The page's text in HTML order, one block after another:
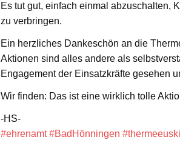
Es tut gut, einfach einmal abzuschalten,
zu verbringen.
Ein herzliches Dankeschön an die
Aktionen sind alles andere als
Engagement der Einsatzkräfte gesehen
Wir finden: Das ist eine wirklich tolle
-HS-
#ehrenamt #BadHönningen